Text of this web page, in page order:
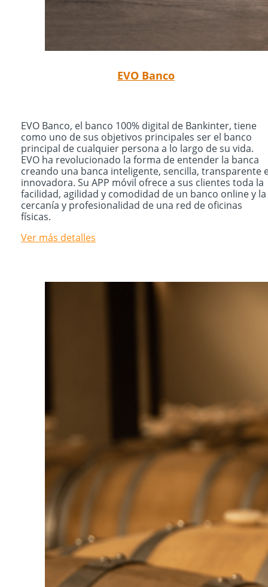
EVO Banco
EVO Banco, el banco 100% digital de Bankinter, tiene
como uno de sus objetivos principales ser el banco
principal de cualquier persona a lo largo de su vida.
EVO ha revolucionado la forma de entender la banca
creando una banca inteligente, sencilla, transparente
innovadora. Su APP móvil ofrece a sus clientes toda la
facilidad, agilidad y comodidad de un banco online y la
cercanía y profesionalidad de una red de oficinas
físicas.
Ver más detalles